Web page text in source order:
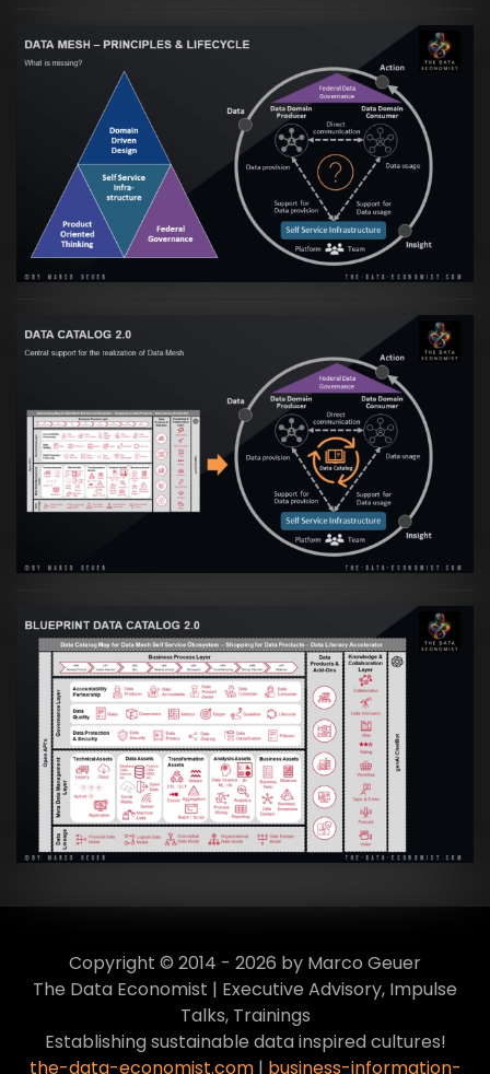
Artikel:Data Mesh Ökosysteme: Die
Transformation zur Data Inspired Human
Culture
VIEW
Artikel:Data Mesh Ökosysteme: Die
Transformation zur Data Inspired Human
Culture
VIEW
Artikel:Data Mesh Ökosysteme: Die
Transformation zur Data Inspired Human
Culture
VIEW
Copyright © 2014 - 2026 by Marco Geuer
The Data Economist | Executive Advisory, Impulse
Talks, Trainings
Establishing sustainable data inspired cultures!
the-data-economist.com| business-information-